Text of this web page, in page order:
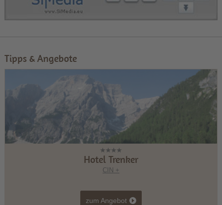
Tipps & Angebote
Hotel Trenker
CIN +
zum Angebot